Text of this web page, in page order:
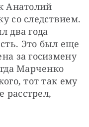
Анатолий
со следствием.
два года
Это был еще
за госизмену
Марченко
тот так ему
расстрел,